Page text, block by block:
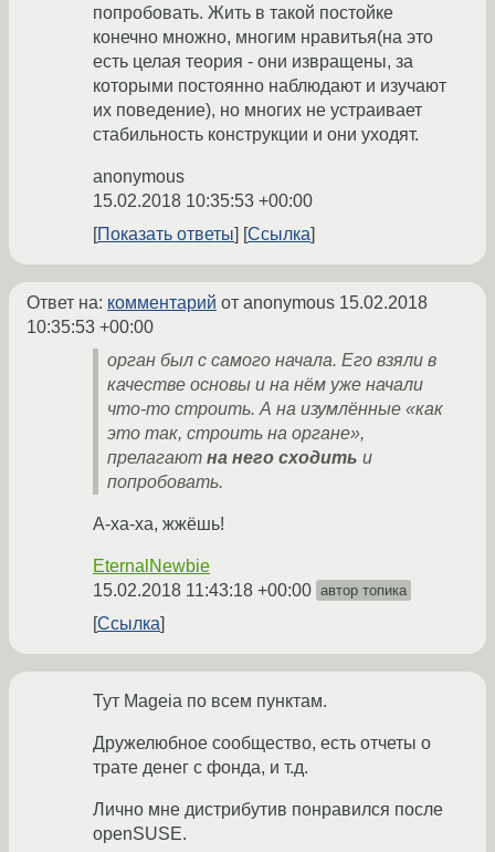
попробовать. Жить в такой постойке
конечно множно, многим нравитья(на это
есть целая теория - они извращены, за
которыми постоянно наблюдают и изучают
их поведение), но многих не устраивает
стабильность конструкции и они уходят.
anonymous
15.02.2018 10:35:53 +00:00
Показать ответы
Ссылка
Ответ на: комментарий от anonymous 15.02.2018
10:35:53 +00:00
орган был с самого начала. Его взяли в
качестве основы и на нём уже начали
что-то строить. А на изумлённые «как
это так, строить на органе»,
прелагают на него сходить и
попробовать.
А-ха-ха, жжёшь!
EternalNewbie
15.02.2018 11:43:18 +00:00 автор топика
Ссылка
Тут Mageia по всем пунктам.
Дружелюбное сообщество, есть отчеты о
трате денег с фонда, и т.д.
Лично мне дистрибутив понравился после
openSUSE.